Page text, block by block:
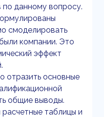
по данному вопросу.
смоделировать
компании. Это
эффект
отразить основные
общие выводы.
таблицы и